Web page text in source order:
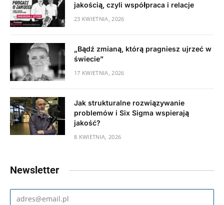
jakością, czyli współpraca i relacje
23 KWIETNIA, 2026
„Bądź zmianą, którą pragniesz ujrzeć w
świecie”
17 KWIETNIA, 2026
Jak strukturalne rozwiązywanie
problemów i Six Sigma wspierają
jakość?
8 KWIETNIA, 2026
Newsletter